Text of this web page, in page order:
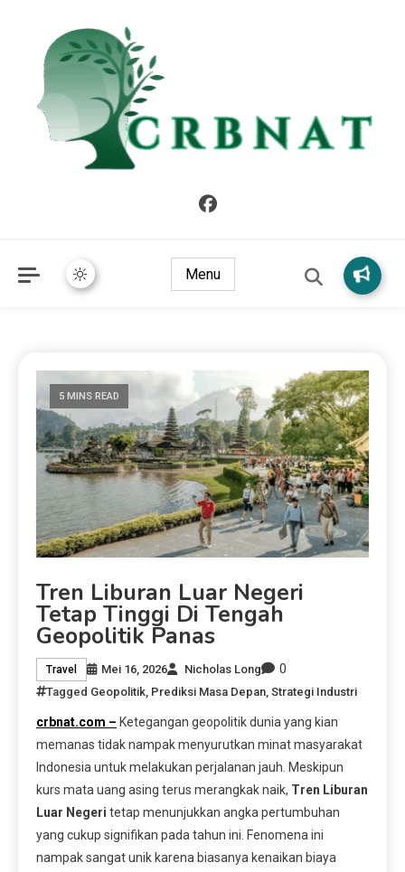
Menu
5 MINS READ
Tren Liburan Luar Negeri
Tetap Tinggi Di Tengah
Geopolitik Panas
Travel Mei 16, 2026 Nicholas Long 0
Tagged Geopolitik, Prediksi Masa Depan, Strategi Industri
crbnat.com – Ketegangan geopolitik dunia yang kian
memanas tidak nampak menyurutkan minat masyarakat
Indonesia untuk melakukan perjalanan jauh. Meskipun
kurs mata uang asing terus merangkak naik, Tren Liburan
Luar Negeri tetap menunjukkan angka pertumbuhan
yang cukup signifikan pada tahun ini. Fenomena ini
nampak sangat unik karena biasanya kenaikan biaya